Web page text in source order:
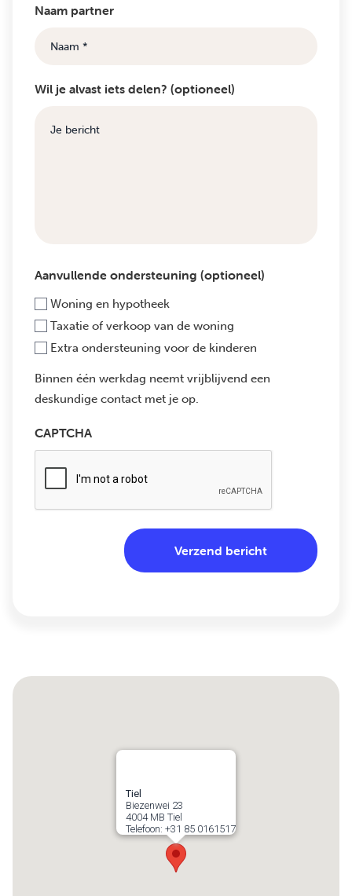
Naam partner
Wil je alvast iets delen? (optioneel)
Aanvullende ondersteuning (optioneel)
Woning en hypotheek
Taxatie of verkoop van de woning
Extra ondersteuning voor de kinderen
Binnen één werkdag neemt vrijblijvend een
deskundige contact met je op.
CAPTCHA
Tiel
Biezenwei 23
4004 MB Tiel
Telefoon: +31 85 0161517